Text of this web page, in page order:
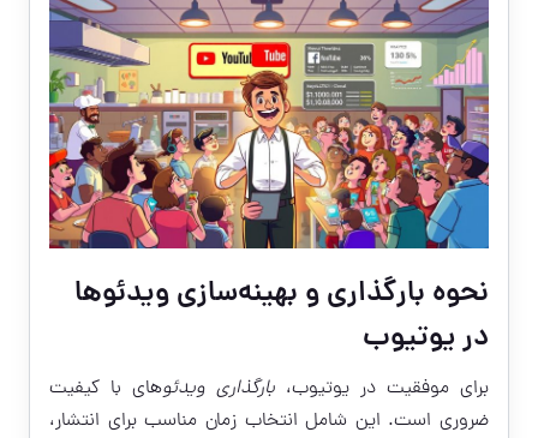
نحوه بارگذاری و بهینه‌سازی ویدئوها
در یوتیوب
برای موفقیت در یوتیوب، بارگذاری ویدئوهای با کیفیت
ضروری است. این شامل انتخاب زمان مناسب برای انتشار،